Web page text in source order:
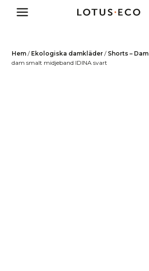
Hem / Ekologiska damkläder / Shorts – Dam
dam smalt midjeband IDINA svart